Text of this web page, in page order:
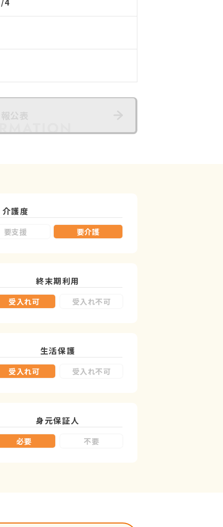
介護度
要支援 要介護
終末期利用
受入れ可 受入れ不可
生活保護
受入れ可 受入れ不可
身元保証人
必要 不要